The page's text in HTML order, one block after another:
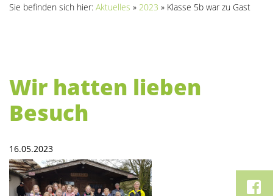
Sie befinden sich hier: Aktuelles » 2023 » Klasse 5b war zu Gast
Wir hatten lieben
Besuch
16.05.2023